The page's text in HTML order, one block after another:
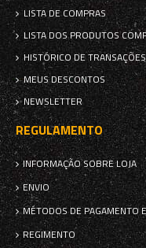
LISTA DE COMPRAS
LISTA DOS PRODUTOS
HISTÓRICO DE TRANSAÇÕES
MEUS DESCONTOS
NEWSLETTER
REGULAMENTO
INFORMAÇÃO SOBRE LOJA
ENVIO
MÉTODOS DE PAGAMENTO
REGIMENTO